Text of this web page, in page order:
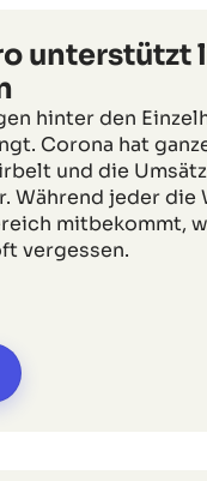
unterstützt
hinter den
Corona hat
und die
Während jeder die
mitbekommt,
vergessen.